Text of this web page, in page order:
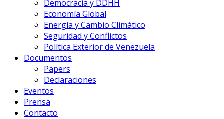
Democracia y DDHH
Economía Global
Energía y Cambio Climático
Seguridad y Conflictos
Política Exterior de Venezuela
Documentos
Papers
Declaraciones
Eventos
Prensa
Contacto